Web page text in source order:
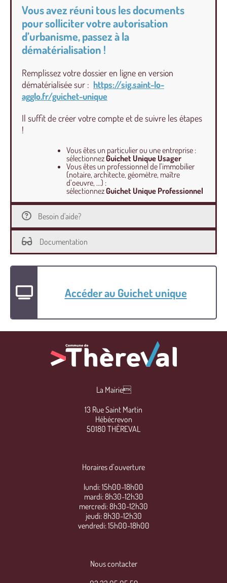
Vous avez réuni tous les documents
pour solliciter votre autorisation
d’urbanisme, passez à la
dématérialisation !
Remplissez votre dossier en ligne en version
dématérialisée sur : https://sig.saint-lo-
agglo.fr/guichet-unique
Il suffit de créer votre compte et de suivre les étapes
!
Vous êtes un particulier ou une entreprise :
sélectionnezGuichet Unique Usager
Vous êtes un professionnel de l’immobilier
(notaire, architecte, géomètre, maître
d’oeuvre, …) :
sélectionnezGuichet Unique Professionnel
Besoin d'aide?
Documentation
Accéder au Guichet unique
La Mairie
13 Rue Saint Martin
Hébécrevon
50180 THÈREVAL
Horaires d’ouverture
lundi: 15h00-18h00
mardi: 8h30-12h30
mercredi: 8h30-12h30
jeudi: 8h30-12h30
vendredi: 15h00-18h00
Nous contacter